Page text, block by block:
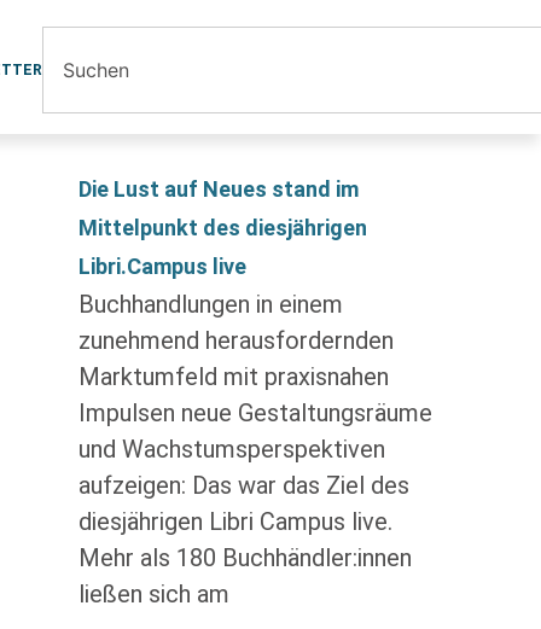
Die Lust auf Neues stand im
Mittelpunkt des diesjährigen
Libri.Campus live
Buchhandlungen in einem
zunehmend herausfordernden
Marktumfeld mit praxisnahen
Impulsen neue Gestaltungsräume
und Wachstumsperspektiven
aufzeigen: Das war das Ziel des
diesjährigen Libri Campus live.
Mehr als 180 Buchhändler:innen
ließen sich am